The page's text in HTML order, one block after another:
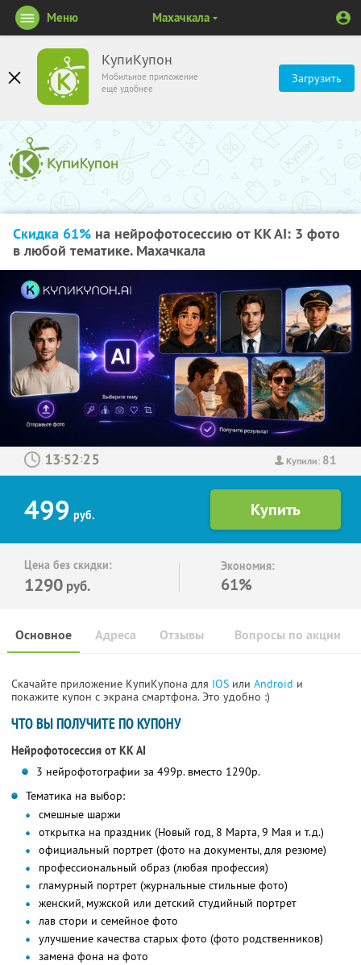
КупиКупон
Мобильное приложение
ещё удобнее
Загрузить
Меню Махачкала
Скидка 61% на нейрофотосессию от KK AI: 3 фото
в любой тематике. Махачкала
Купили: 81
: :
499 руб.
Цена без скидки:
1290 руб.
Экономия:
61%
Основное Отзывы Вопросы по акции
Адреса
Скачайте приложение КупиКупона для IOS или Android и
покажите купон с экрана смартфона. Это удобно :)
ЧТО ВЫ ПОЛУЧИТЕ ПО КУПОНУ
Нейрофотосессия от KK AI
3 нейрофотографии за 499р. вместо 1290р.
Тематика на выбор:
смешные шаржи
открытка на праздник (Новый год, 8 Марта, 9 Мая и т.д.)
официальный портрет (фото на документы, для резюме)
профессиональный образ (любая профессия)
гламурный портрет (журнальные стильные фото)
женский, мужской или детский студийный портрет
лав стори и семейное фото
улучшение качества старых фото (фото родственников)
замена фона на фото